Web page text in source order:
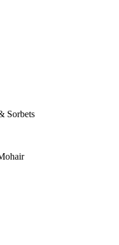
Sorbets